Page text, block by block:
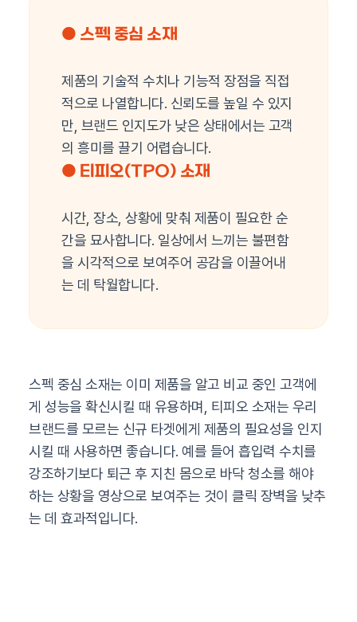
● 스펙 중심 소재
제품의 기술적 수치나 기능적 장점을 직접
적으로 나열합니다. 신뢰도를 높일 수 있지
만, 브랜드 인지도가 낮은 상태에서는 고객
의 흥미를 끌기 어렵습니다.
● 티피오(TPO) 소재
시간, 장소, 상황에 맞춰 제품이 필요한 순
간을 묘사합니다. 일상에서 느끼는 불편함
을 시각적으로 보여주어 공감을 이끌어내
는 데 탁월합니다.
스펙 중심 소재는 이미 제품을 알고 비교 중인 고객에
게 성능을 확신시킬 때 유용하며, 티피오 소재는 우리
브랜드를 모르는 신규 타겟에게 제품의 필요성을 인지
시킬 때 사용하면 좋습니다. 예를 들어 흡입력 수치를
강조하기보다 퇴근 후 지친 몸으로 바닥 청소를 해야
하는 상황을 영상으로 보여주는 것이 클릭 장벽을 낮추
는 데 효과적입니다.